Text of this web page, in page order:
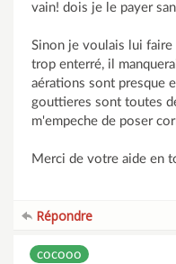
vain! dois je le payer
Sinon je voulais lui faire
trop enterré, il
aérations sont presque
gouttieres sont toutes
m'empeche de poser
Merci de votre aide en
Répondre
cocooo